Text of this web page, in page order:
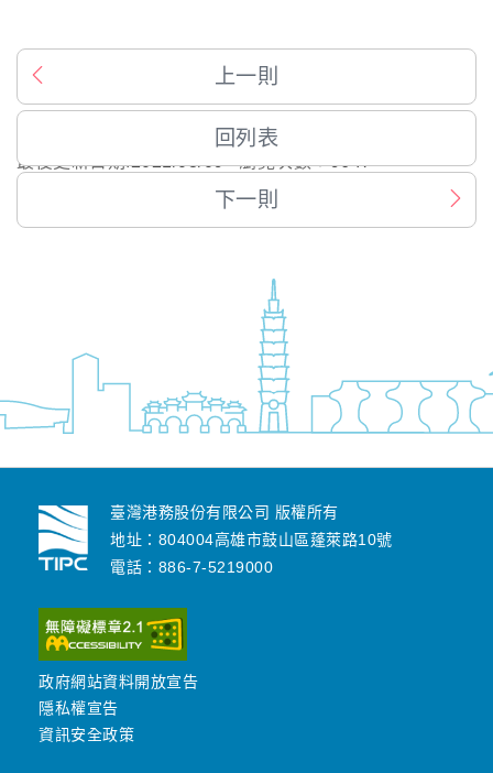
上一則
回列表
下一則
最後更新日期:2021/03/09瀏覽次數：9647
臺灣港務股份有限公司 版權所有
地址：804004高雄市鼓山區蓬萊路10號
電話：886-7-5219000
政府網站資料開放宣告
隱私權宣告
資訊安全政策